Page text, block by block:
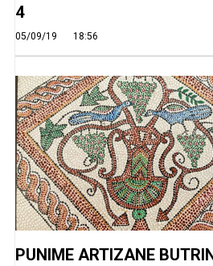
4
05/09/19 18:56
PUNIME ARTIZANE